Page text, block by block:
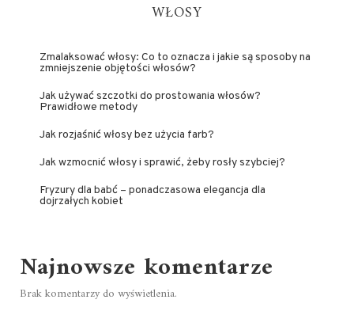
WŁOSY
Zmalaksować włosy: Co to oznacza i jakie są sposoby na
zmniejszenie objętości włosów?
Jak używać szczotki do prostowania włosów?
Prawidłowe metody
Jak rozjaśnić włosy bez użycia farb?
Jak wzmocnić włosy i sprawić, żeby rosły szybciej?
Fryzury dla babć – ponadczasowa elegancja dla
dojrzałych kobiet
Najnowsze komentarze
Brak komentarzy do wyświetlenia.